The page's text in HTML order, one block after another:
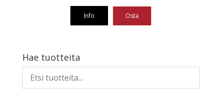
Info Osta
Hae tuotteita